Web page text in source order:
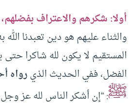
أولا: شكرهم والاعتراف بفضلهم،
والثناء عليهم هو دين تعبدنا الله
المستقيم لا يكون لله شاكرا
الفضل، ففي الحديث الذيرواه
ﷺ: “إن أشكر الناس لله عز